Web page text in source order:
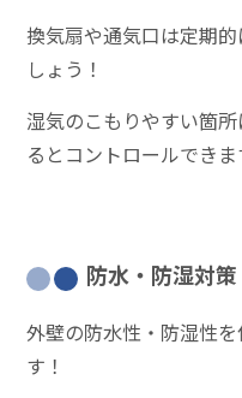
換気扇や通気口は定期
しょう！
湿気のこもりやすい箇
るとコントロールできま
防水・防湿対策
外壁の防水性・防湿性
す！